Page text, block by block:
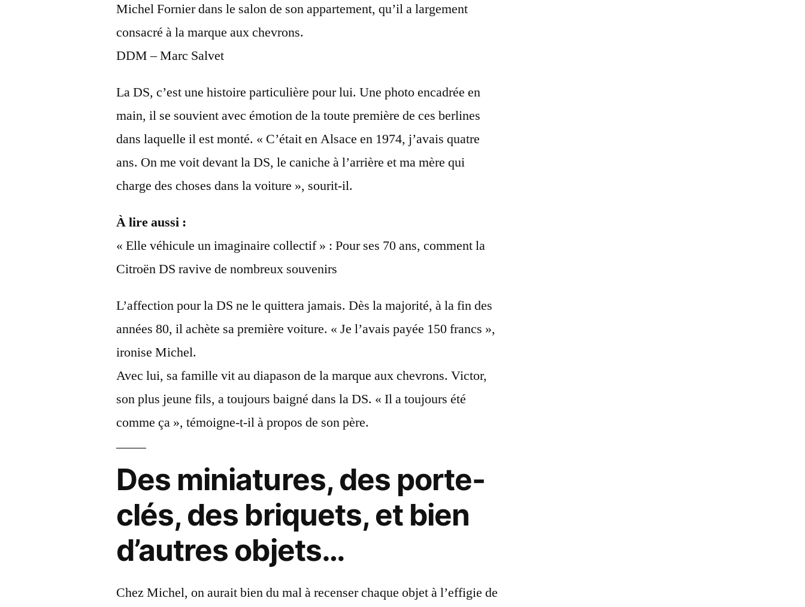
Michel Fornier dans le salon de son appartement, qu’il a largement
consacré à la marque aux chevrons.
DDM – Marc Salvet
La DS, c’est une histoire particulière pour lui. Une photo encadrée en
main, il se souvient avec émotion de la toute première de ces berlines
dans laquelle il est monté. « C’était en Alsace en 1974, j’avais quatre
ans. On me voit devant la DS, le caniche à l’arrière et ma mère qui
charge des choses dans la voiture », sourit-il.
À lire aussi :
« Elle véhicule un imaginaire collectif » : Pour ses 70 ans, comment la
Citroën DS ravive de nombreux souvenirs
L’affection pour la DS ne le quittera jamais. Dès la majorité, à la fin des
années 80, il achète sa première voiture. « Je l’avais payée 150 francs »,
ironise Michel.
Avec lui, sa famille vit au diapason de la marque aux chevrons. Victor,
son plus jeune fils, a toujours baigné dans la DS. « Il a toujours été
comme ça », témoigne-t-il à propos de son père.
Des miniatures, des porte-
clés, des briquets, et bien
d’autres objets…
Chez Michel, on aurait bien du mal à recenser chaque objet à l’effigie de